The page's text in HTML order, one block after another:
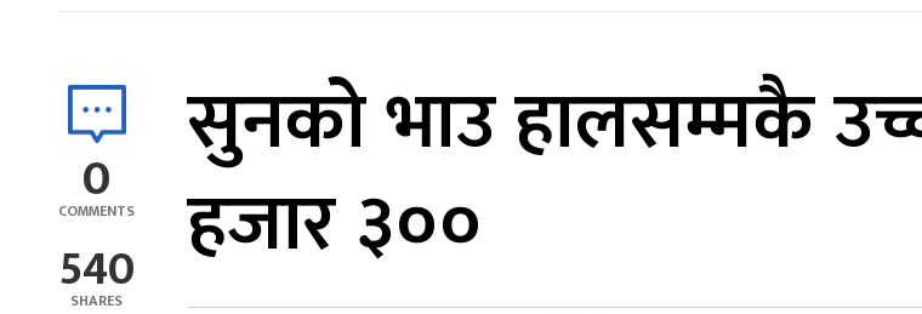
0
COMMENTS
540
SHARES
सुनको भाउ हालसम्मकै
हजार ३००